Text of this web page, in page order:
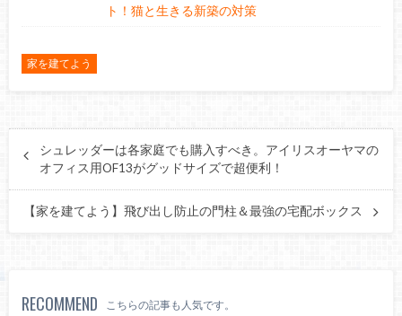
ト！猫と生きる新築の対策
家を建てよう
シュレッダーは各家庭でも購入すべき。アイリスオーヤマの
オフィス用OF13がグッドサイズで超便利！
【家を建てよう】飛び出し防止の門柱＆最強の宅配ボックス
RECOMMEND こちらの記事も人気です。